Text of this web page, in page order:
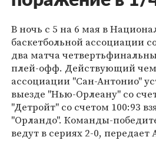
В ночь с 5 на 6 мая в
баскетбольной ассоциации
два матча
плей-офф. Действующий
ассоциации "Сан-Антонио"
выезде "Нью-Орлеану" со
"Детройт" со счетом 100:93
"Орландо". Команды-
ведут в сериях 2-0, передает